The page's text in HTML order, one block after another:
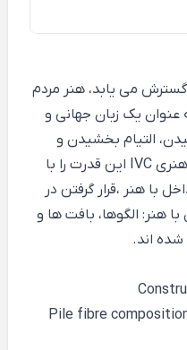
گسترش می یابد، هنر مردم
عنوان یک زبان جهانی و
التیام بخشیدن و
اتحاد مداخله می کند. مجموعه هنری IVC این قدرت را با
هنر ،قرار گرفتن در
هنر: الگوها، بافت ها و
شده اند.
Pile fibre